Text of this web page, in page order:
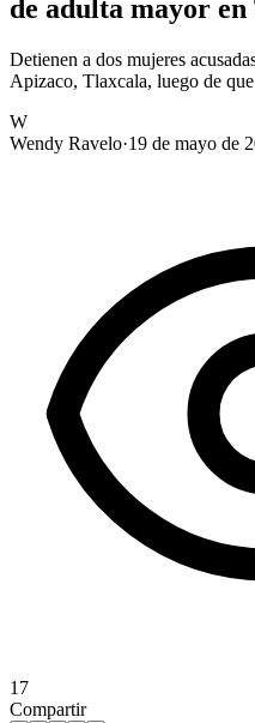
de adulta mayor
Detienen a dos mujeres
Apizaco, Tlaxcala, luego de
W
Wendy Ravelo·19 de mayo de
17
Compartir